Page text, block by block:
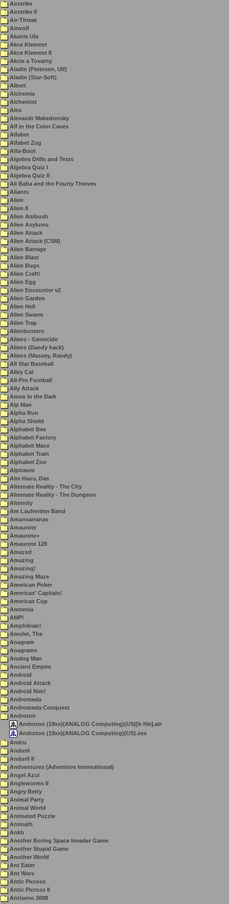
Airstrike
Airstrike II
Air-Threat
Airwolf
Akanis Ula
Akce Klement
Akce Klement II
Akcie a Tovarny
Aladin (Petersen, Ulf)
Aladin (Star-Soft)
Albert
Alchemia
Alchemist
Alex
Alexandr Makedonsky
Alf in the Color Caves
Alfabet
Alfabet Zug
Alfa-Boot
Algebra Drills and Tests
Algebra Quiz I
Algebra Quiz II
Ali Baba and the Fourty Thieves
Aliants
Alien
Alien 8
Alien Ambush
Alien Asylums
Alien Attack
Alien Attack (CSM)
Alien Barrage
Alien Blast
Alien Bugs
Alien Craft!
Alien Egg
Alien Encounter v2
Alien Garden
Alien Hell
Alien Swarm
Alien Trap
Alienbusters
Aliens - Genocide
Aliens (Dandy hack)
Aliens (Massey, Randy)
All Star Baseball
Alley Cat
All-Pro Football
Ally Attack
Alone in the Dark
Alp Man
Alpha Run
Alpha Shield
Alphabet Bee
Alphabet Factory
Alphabet Maze
Alphabet Train
Alphabet Zoo
Alptraum
Alte Haus, Das
Alternate Reality - The City
Alternate Reality - The Dungeon
Alternity
Am Laufenden Band
Amansarranas
Amaurote
Amaurote+
Amaurote 128
Amazed
Amazing
Amazing!
Amazing Maze
American Poker
Americas' Capitals!
Americas Cup
Amnesia
AMP!
Amphibian!
Amulet, The
Anagram
Anagrams
Analog Man
Ancient Empire
Android
Android Attack
Android Nim!
Andromeda
Andromeda Conquest
Androton
Androton (19xx)(ANALOG Computing)(US)[k-file].atr
Androton (19xx)(ANALOG Computing)(US).xex
Andru
Anduril
Anduril II
Andventures (Adventure International)
Angel Azul
Angleworms II
Angry Betty
Animal Party
Animal World
Animated Puzzle
Animath
Ankh
Another Boring Space Invader Game
Another Stupid Game
Another World
Ant Eater
Ant Wars
Antic Picross
Antic Picross II
Antiseno 2008